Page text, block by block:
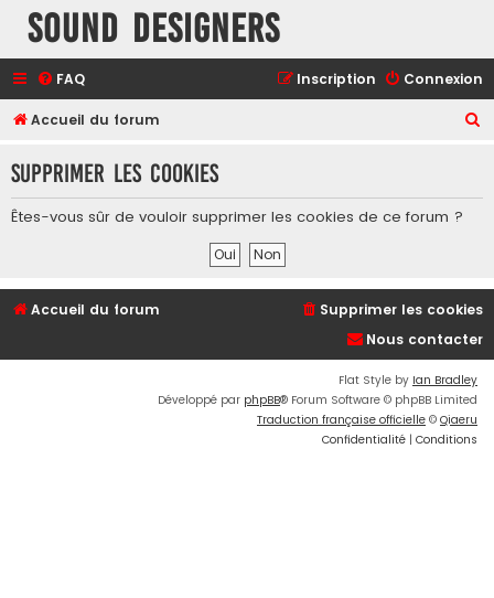
Sound Designers
FAQ Connexion
Inscription
Accueil du forum
h
c
h
Supprimer les cookies
Êtes-vous sûr de vouloir supprimer les cookies de ce forum ?
Accueil du forum
Supprimer les cookies
Nous contacter
Flat Style by Ian Bradley
Développé par phpBB® Forum Software © phpBB Limited
Traduction française officielle © Qiaeru
Confidentialité | Conditions